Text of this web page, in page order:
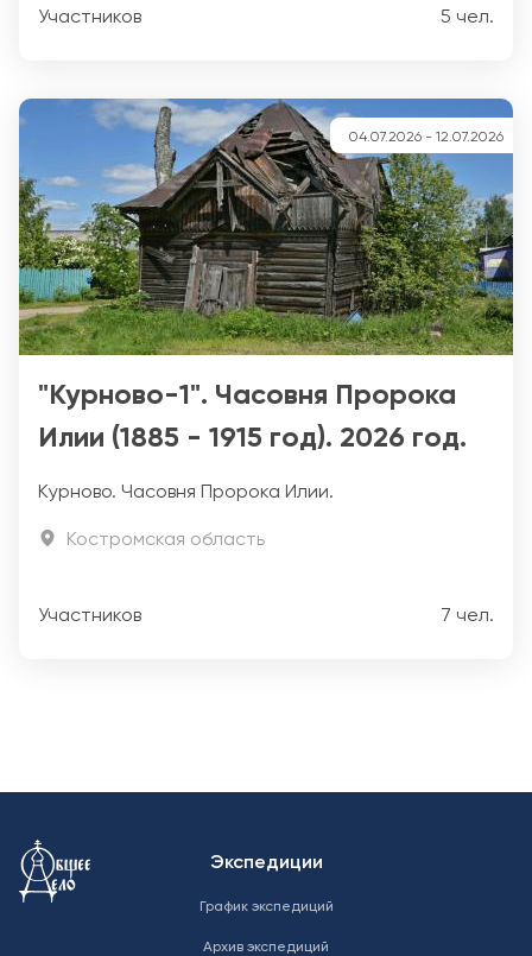
Участников 5 чел.
04.07.2026 - 12.07.2026
"Курново-1". Часовня Пророка
Илии (1885 - 1915 год). 2026 год.
Курново. Часовня Пророка Илии.
Костромская область
Участников 7 чел.
Меню в подвале Экспедиции
График экспедиций
Архив экспедиций